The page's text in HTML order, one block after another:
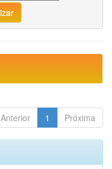
Anterior 1 Próxima